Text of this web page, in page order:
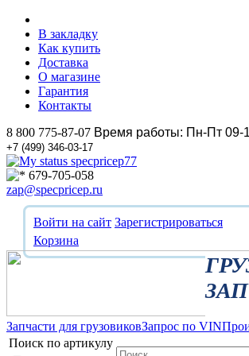
В закладку
Как купить
Доставка
О магазине
Гарантия
Контакты
8 800 775-87-07 Время работы: Пн-Пт 09-
+7 (499) 346-03-17
specpricep77
679-705-058
zap@specpricep.ru
Войти на сайт Зарегистрироваться
Корзина
Запчасти для грузовиковЗапрос по VIN
Поиск по артикулу